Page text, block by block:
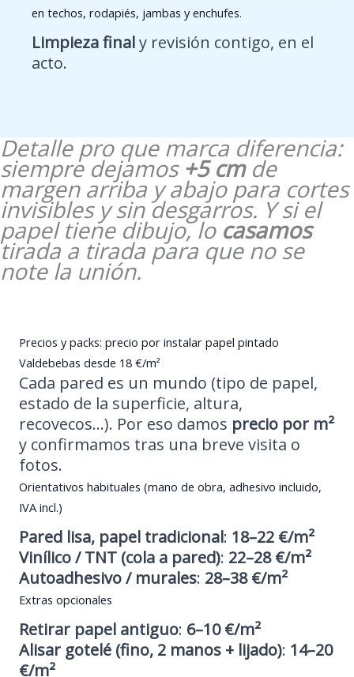
en techos, rodapiés, jambas y enchufes.
Limpieza finaly revisión contigo, en el
acto.
Detalle pro que marca diferencia:
siempre dejamos +5 cmde
margen arriba y abajo para cortes
invisibles y sin desgarros. Y si el
papel tiene dibujo, lo casamos
tirada a tirada para que no se
note la unión.
Precios y packs: precio por instalar papel pintado
Valdebebas desde 18 €/m²
Cada pared es un mundo (tipo de papel,
estado de la superficie, altura,
recovecos…). Por eso damos precio por m²
y confirmamos tras una breve visita o
fotos.
Orientativos habituales (mano de obra, adhesivo incluido,
IVA incl.)
Pared lisa, papel tradicional: 18–22 €/m²
Vinílico / TNT (cola a pared): 22–28 €/m²
Autoadhesivo / murales: 28–38 €/m²
Extras opcionales
Retirar papel antiguo: 6–10 €/m²
Alisar gotelé (fino, 2 manos + lijado): 14–20
€/m²